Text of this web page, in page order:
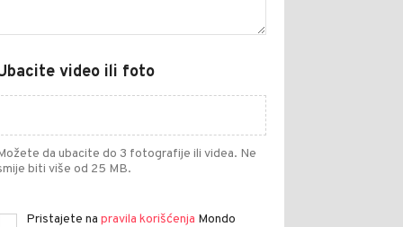
video ili foto
da ubacite do 3 fotografije ili videa. Ne
biti više od 25 MB.
Pristajete na pravila korišćenja Mondo